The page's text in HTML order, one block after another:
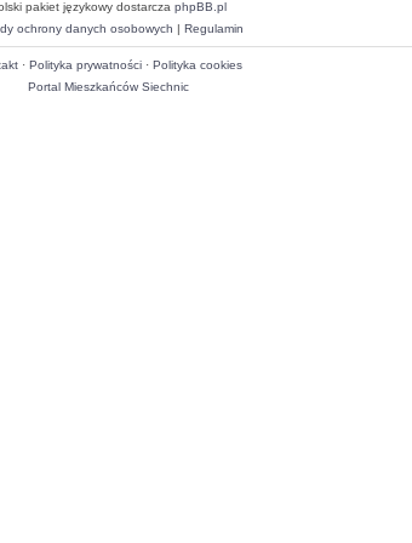
pakiet językowy dostarcza phpBB.pl
ochrony danych osobowych | Regulamin
· Polityka prywatności· Polityka cookies
Portal Mieszkańców Siechnic